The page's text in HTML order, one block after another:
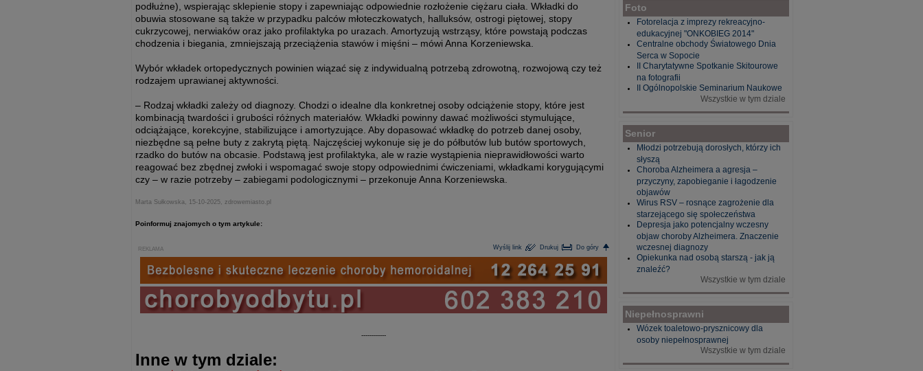
podłużne), wspierając sklepienie stopy i zapewniając odpowiednie rozłożenie ciężaru ciała. Wkładki do
obuwia stosowane są także w przypadku palców młoteczkowatych, halluksów, ostrogi piętowej, stopy
cukrzycowej, nerwiaków oraz jako profilaktyka po urazach. Amortyzują wstrząsy, które powstają podczas
chodzenia i biegania, zmniejszają przeciążenia stawów i mięśni – mówi Anna Korzeniewska.
Wybór wkładek ortopedycznych powinien wiązać się z indywidualną potrzebą zdrowotną, rozwojową czy też
rodzajem uprawianej aktywności.
– Rodzaj wkładki zależy od diagnozy. Chodzi o idealne dla konkretnej osoby odciążenie stopy, które jest
kombinacją twardości i grubości różnych materiałów. Wkładki powinny dawać możliwości stymulujące,
odciążające, korekcyjne, stabilizujące i amortyzujące. Aby dopasować wkładkę do potrzeb danej osoby,
niezbędne są pełne buty z zakrytą piętą. Najczęściej wykonuje się je do półbutów lub butów sportowych,
rzadko do butów na obcasie. Podstawą jest profilaktyka, ale w razie wystąpienia nieprawidłowości warto
reagować bez zbędnej zwłoki i wspomagać swoje stopy odpowiednimi ćwiczeniami, wkładkami korygującymi
czy – w razie potrzeby – zabiegami podologicznymi – przekonuje Anna Korzeniewska.
Marta Sułkowska, 15-10-2025, zdrowemiasto.pl
Poinformuj znajomych o tym artykule:
Wyślij link Drukuj Do góry
REKLAMA
------------
Inne w tym dziale:
Foto
Fotorelacja z imprezy rekreacyjno-
edukacyjnej "ONKOBIEG 2014"
Centralne obchody Światowego Dnia
Serca w Sopocie
II Charytatywne Spotkanie Skitourowe
na fotografii
II Ogólnopolskie Seminarium Naukowe
Wszystkie w tym dziale
Senior
Młodzi potrzebują dorosłych, którzy ich
słyszą
Choroba Alzheimera a agresja –
przyczyny, zapobieganie i łagodzenie
objawów
Wirus RSV – rosnące zagrożenie dla
starzejącego się społeczeństwa
Depresja jako potencjalny wczesny
objaw choroby Alzheimera. Znaczenie
wczesnej diagnozy
Opiekunka nad osobą starszą - jak ją
znaleźć?
Wszystkie w tym dziale
Niepełnosprawni
Wózek toaletowo-prysznicowy dla
osoby niepełnosprawnej
Wszystkie w tym dziale